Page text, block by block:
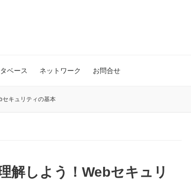
ベース ネットワーク お問合せ
セキュリティの基本
解しよう！Webセキュリ